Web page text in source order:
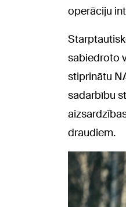
operāciju
sabiedroto
stiprinātu
sadarbību
draudiem.